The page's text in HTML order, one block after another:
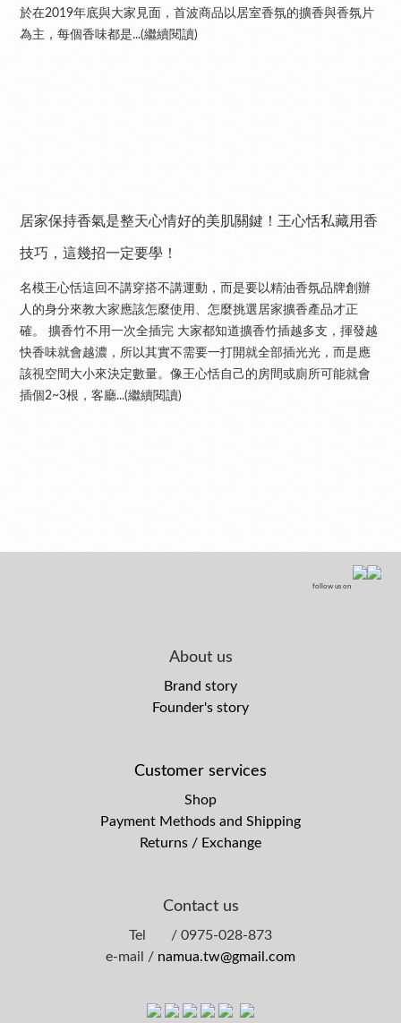
於在2019年底與大家見面，首波商品以居室香氛的擴香與香氛片
為主，每個香味都是...(繼續閱讀)
居家保持香氣是整天心情好的美肌關鍵！王心恬私藏用香
技巧，這幾招一定要學！
名模王心恬這回不講穿搭不講運動，而是要以精油香氛品牌創辦
人的身分來教大家應該怎麼使用、怎麼挑選居家擴香產品才正
確。 擴香竹不用一次全插完 大家都知道擴香竹插越多支，揮發越
快香味就會越濃，所以其實不需要一打開就全部插光光，而是應
該視空間大小來決定數量。像王心恬自己的房間或廁所可能就會
插個2~3根，客廳...(繼續閱讀)
follow us on
About us
Brand story
Founder's story
Customer services
Shop
Payment Methods and Shipping
Returns / Exchange
Contact us
Tel / 0975-028-873
e-mail / namua.tw@gmail.com